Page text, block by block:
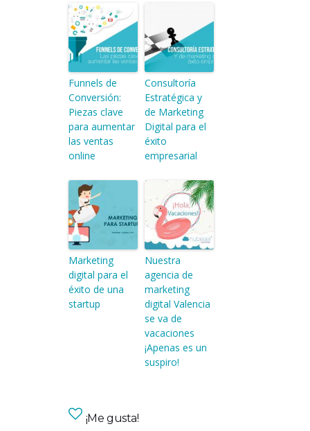
Funnels de
Conversión:
Piezas clave
para aumentar
las ventas
online
Consultoría
Estratégica y
de Marketing
Digital para el
éxito
empresarial
Marketing
digital para el
éxito de una
startup
Nuestra
agencia de
marketing
digital Valencia
se va de
vacaciones
¡Apenas es un
suspiro!
¡Me gusta!